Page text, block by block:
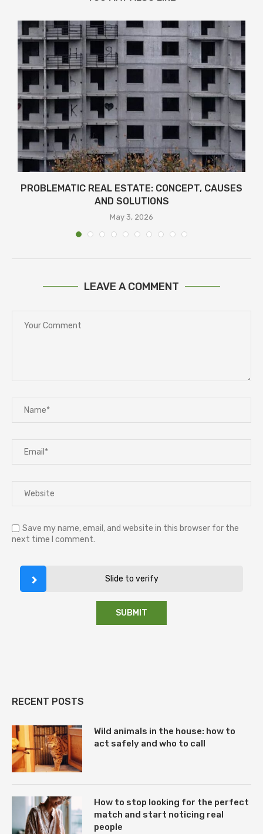
PROBLEMATIC REAL ESTATE: CONCEPT, CAUSES
AND SOLUTIONS
May 3, 2026
LEAVE A COMMENT
Save my name, email, and website in this browser for the
next time I comment.
Slide to verify
RECENT POSTS
Wild animals in the house: how to
act safely and who to call
How to stop looking for the perfect
match and start noticing real
people